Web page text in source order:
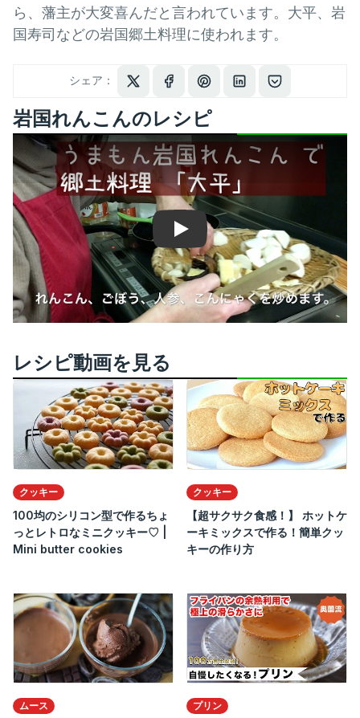
ら、藩主が大変喜んだと言われています。大平、岩
国寿司などの岩国郷土料理に使われます。
シェア：
岩国れんこんのレシピ
Play
レシピ動画を見る
クッキー
100均のシリコン型で作るちょ
っとレトロなミニクッキー♡ |
Mini butter cookies
クッキー
【超サクサク食感！】 ホットケ
ーキミックスで作る！簡単クッ
キーの作り方
ムース プリン